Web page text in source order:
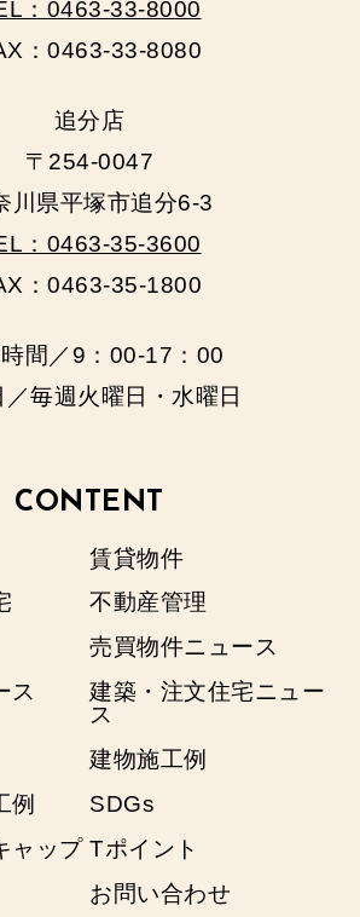
：0463-33-8000
：0463-33-8080
追分店
〒254-0047
川県平塚市追分6-3
：0463-35-3600
：0463-35-1800
間／9：00‐17：00
／毎週火曜日・水曜日
CONTENT
賃貸物件
不動産管理
売買物件ニュース
ス
建築・注文住宅ニュー
ス
建物施工例
例
SDGs
ャップ Tポイント
お問い合わせ